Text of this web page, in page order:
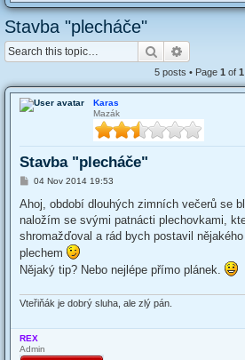
Stavba "plecháče"
Search
5 posts • Page 1 of 1
Karas
Mazák
Stavba "plecháče"
P
s
04 Nov 2014 19:53
Ahoj, období dlouhých zimních večerů se
naložím se svými patnácti plechovkami,
shromažďoval a rád bych postavil
plechem
Nějaký tip? Nebo nejlépe přímo plánek.
Vteřiňák je dobrý sluha, ale zlý pán.
REX
Admin